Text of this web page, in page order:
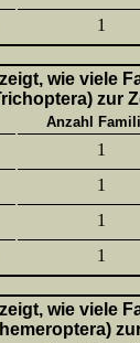
1
wie viele
zur
Anzahl
1
1
1
1
wie viele